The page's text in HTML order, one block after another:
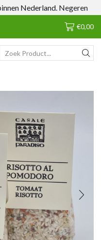
Nederland. Negeren
€0,00
SEARCH